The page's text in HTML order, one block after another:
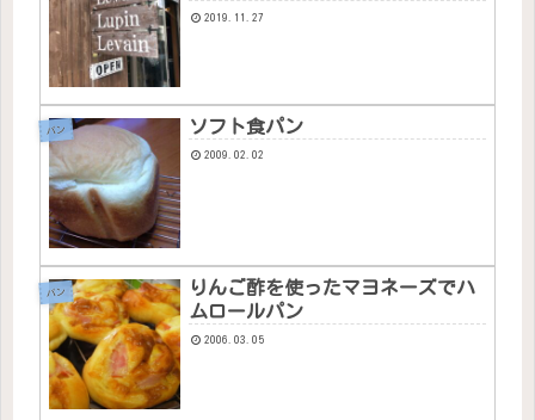
2019.11.27
パン ソフト食パン
2009.02.02
パン
りんご酢を使ったマヨネーズでハ
ムロールパン
2006.03.05